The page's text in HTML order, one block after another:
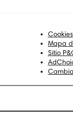
Cookies
Mapa
Sitio